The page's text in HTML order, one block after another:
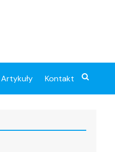
Artykuły Kontakt